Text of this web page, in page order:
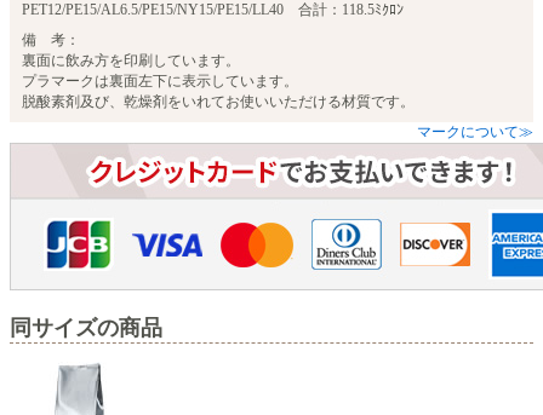
PET12/PE15/AL6.5/PE15/NY15/PE15/LL40 合計：118.5ﾐｸﾛﾝ
備 考：
裏面に飲み方を印刷しています。
プラマークは裏面左下に表示しています。
脱酸素剤及び、乾燥剤をいれてお使いいただける材質です。
マークについて≫
同サイズの商品